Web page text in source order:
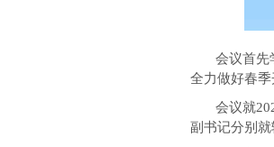
会议首先
全力做好春
会议就
副书记分别